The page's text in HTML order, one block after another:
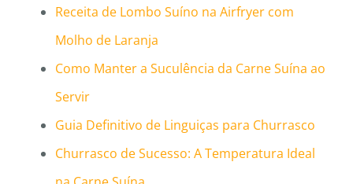
Receita de Lombo Suíno na Airfryer com
Molho de Laranja
Como Manter a Suculência da Carne Suína ao
Servir
Guia Definitivo de Linguiças para Churrasco
Churrasco de Sucesso: A Temperatura Ideal